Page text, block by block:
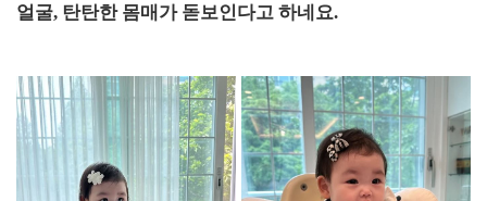
얼굴, 탄탄한 몸매가 돋보인다고 하네요.